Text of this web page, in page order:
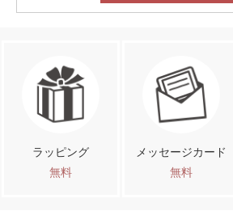
ラッピング
無料
メッセージカード
無料